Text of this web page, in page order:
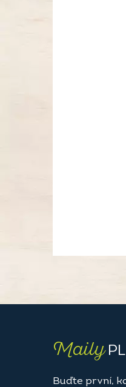
Maily
Buďte první,